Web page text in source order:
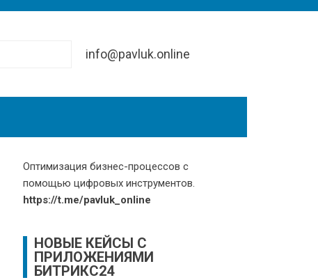
info@pavluk.online
Оптимизация бизнес-процессов с
помощью цифровых инструментов.
https://t.me/pavluk_online
НОВЫЕ КЕЙСЫ С
ПРИЛОЖЕНИЯМИ
БИТРИКС24